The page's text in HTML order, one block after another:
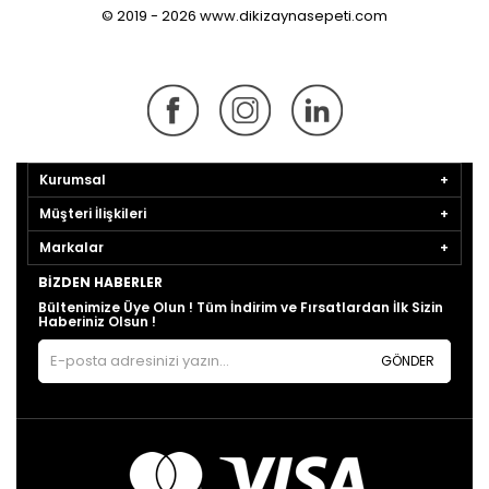
© 2019 - 2026 www.dikizaynasepeti.com
Kurumsal
Müşteri İlişkileri
Markalar
BIZDEN HABERLER
Bültenimize Üye Olun ! Tüm İndirim ve Fırsatlardan İlk Sizin
Haberiniz Olsun !
GÖNDER